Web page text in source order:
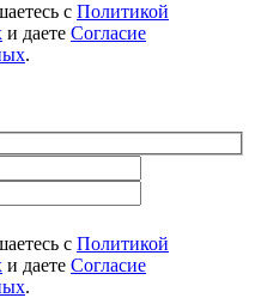
с Политикой
и даете Согласие
.
с Политикой
и даете Согласие
.